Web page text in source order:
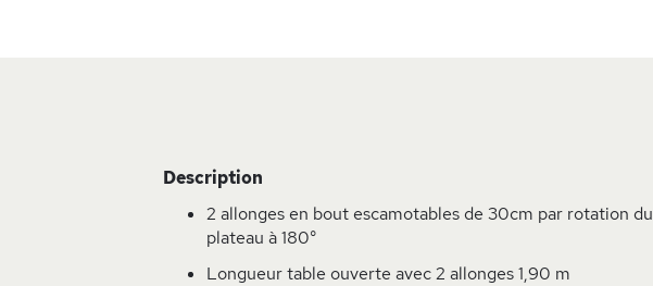
Description
2 allonges en bout escamotables de 30cm par rotation du
plateau à 180°
Longueur table ouverte avec 2 allonges 1,90 m